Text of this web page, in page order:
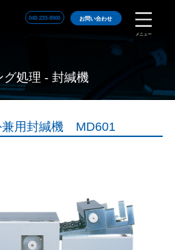
048-233-8900 お問い合わせ
メニュー
グ処理 - 封緘機
兼用封緘機 MD601